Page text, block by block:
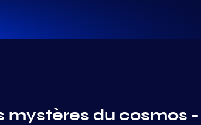
mystères du cosmos -